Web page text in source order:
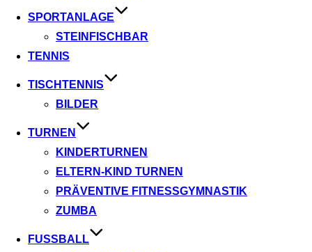
SPORTANLAGE
STEINFISCHBAR
TENNIS
TISCHTENNIS
BILDER
TURNEN
KINDERTURNEN
ELTERN-KIND TURNEN
PRÄVENTIVE FITNESSGYMNASTIK
ZUMBA
FUSSBALL